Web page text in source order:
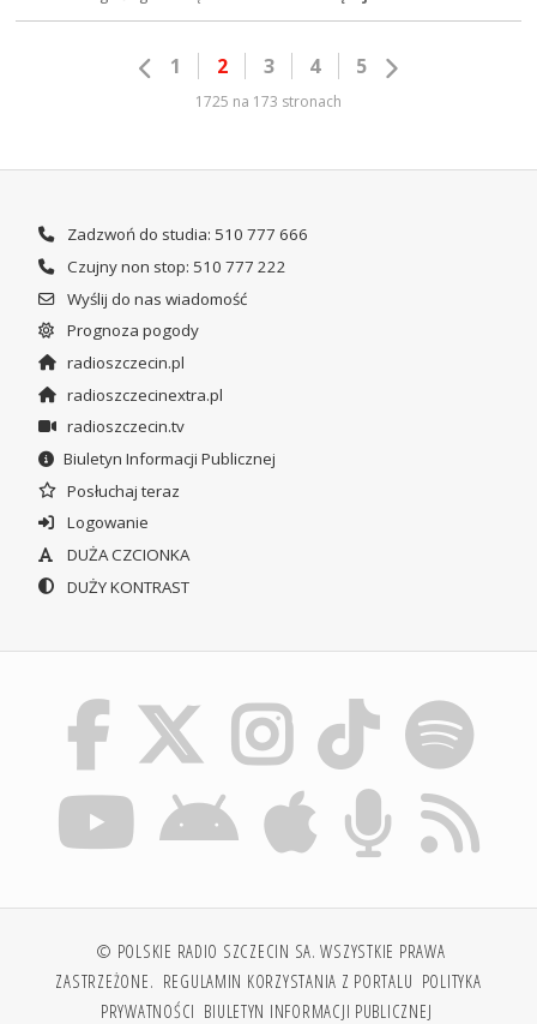
1 2 3 4 5
1725 na 173 stronach
Zadzwoń do studia: 510 777 666
Czujny non stop: 510 777 222
Wyślij do nas wiadomość
Prognoza pogody
radioszczecin.pl
radioszczecinextra.pl
radioszczecin.tv
Biuletyn Informacji Publicznej
Posłuchaj teraz
Logowanie
DUŻA CZCIONKA
DUŻY KONTRAST
© POLSKIE RADIO SZCZECIN SA. WSZYSTKIE PRAWA
ZASTRZEŻONE. REGULAMIN KORZYSTANIA Z PORTALU POLITYKA
PRYWATNOŚCI BIULETYN INFORMACJI PUBLICZNEJ